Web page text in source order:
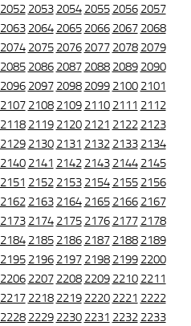
2052 2053 2054 2055 2056 2057
2063 2064 2065 2066 2067 2068
2074 2075 2076 2077 2078 2079
2085 2086 2087 2088 2089 2090
2096 2097 2098 2099 2100 2101
2107 2108 2109 2110 2111 2112
2118 2119 2120 2121 2122 2123
2129 2130 2131 2132 2133 2134
2140 2141 2142 2143 2144 2145
2151 2152 2153 2154 2155 2156
2162 2163 2164 2165 2166 2167
2173 2174 2175 2176 2177 2178
2184 2185 2186 2187 2188 2189
2195 2196 2197 2198 2199 2200
2206 2207 2208 2209 2210 2211
2217 2218 2219 2220 2221 2222
2228 2229 2230 2231 2232 2233